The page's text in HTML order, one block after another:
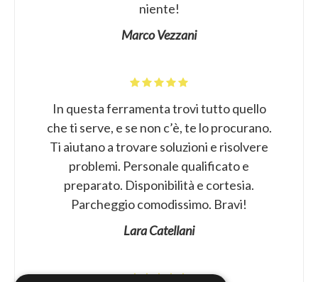
niente!
Marco Vezzani
In questa ferramenta trovi tutto quello
che ti serve, e se non c’è, te lo procurano.
Ti aiutano a trovare soluzioni e risolvere
problemi. Personale qualificato e
preparato. Disponibilità e cortesia.
Parcheggio comodissimo. Bravi!
Lara Catellani